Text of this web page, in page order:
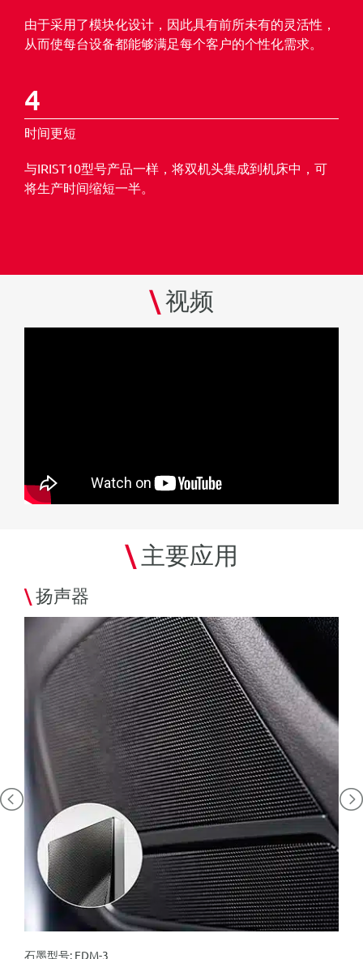
由于采用了模块化设计，因此具有前所未有的灵活性，
从而使每台设备都能够满足每个客户的个性化需求。
4
时间更短
与IRIST10型号产品一样，将双机头集成到机床中，可
将生产时间缩短一半。
\ 视频
\ 主要应用
\ 扬声器
石墨型号: EDM-3